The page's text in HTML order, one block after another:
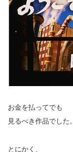
お金を払ってでも
見るべき作品でした。
とにかく、